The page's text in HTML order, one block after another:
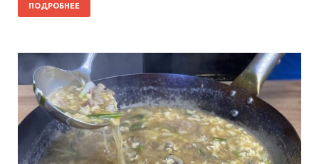
ПОДРОБНЕЕ